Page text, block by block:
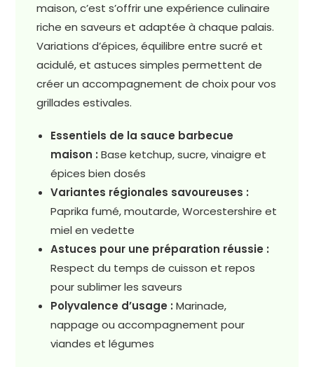
maison, c’est s’offrir une expérience culinaire
riche en saveurs et adaptée à chaque palais.
Variations d’épices, équilibre entre sucré et
acidulé, et astuces simples permettent de
créer un accompagnement de choix pour vos
grillades estivales.
Essentiels de la sauce barbecue
maison : Base ketchup, sucre, vinaigre et
épices bien dosés
Variantes régionales savoureuses :
Paprika fumé, moutarde, Worcestershire et
miel en vedette
Astuces pour une préparation réussie :
Respect du temps de cuisson et repos
pour sublimer les saveurs
Polyvalence d’usage : Marinade,
nappage ou accompagnement pour
viandes et légumes